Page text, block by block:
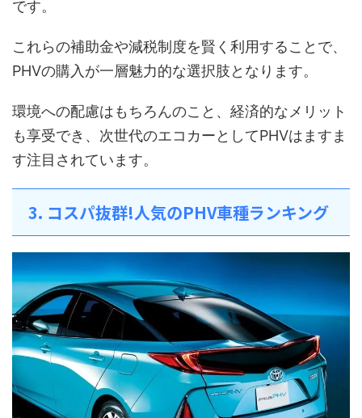
です。
これらの補助金や減税制度を賢く利用することで、
PHVの購入が一層魅力的な選択肢となります。
環境への配慮はもちろんのこと、経済的なメリット
も享受でき、次世代のエコカーとしてPHVはますま
す注目されています。
3. コスパ抜群!人気のPHV車種ランキング